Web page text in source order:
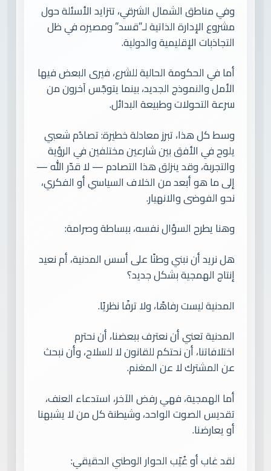
وفي مناطق الشمال الشرقي، تتزايد الأسئلة حول
مشروع الإدارة الذاتية لـ”قسد” ومصيره في ظل
التجاذبات الإقليمية والدولية.
أما في الحكومة الحالية للشرع، فيرى البعض فيها
الأمل والنموذج الجديد، بينما يتوجّس آخرون من
سرعة التحولات وطبيعة البدائل.
وسط كل هذا، تبرز معادلة خطيرة: تصادُم شعبي
يلوح في الأفق بين شارعين مختلفين في الرؤية
والتجربة، وقد ينزلق هذا التصادم — لا قدّر الله —
إلى ما هو أبعد من الخلاف السياسي أو الفكري،
نحو الفوضى والانهيار.
وهنا يطرح السؤال نفسه، ببساطة وصرامة:
هل نريد أن نبني وطنًا على أسس المدنية، أم نعيد
إنتاج الهمجية بشكل جديد؟
المدنية ليست رفاهًا، ولا ترفًا نظريًا.
المدنية تعني أن نعترف ببعضنا، أن نحترم
اختلافاتنا، أن نحتكم للقانون لا للسلاح، وأن نبحث
عن المشترك لا عن المغنم.
أما الهمجية، فهي رفض الآخر، استدعاء العنف،
تقديس الصوت الواحد، وشيطنة كل من لا يشبهنا
أو يعارضنا.
لقد غاب أو غُيّب الحوار الوطني الحقيقي: